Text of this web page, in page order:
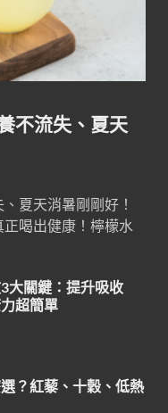
不流失、夏天
夏天消暑剛剛好！
喝出健康！檸檬水
大關鍵：提升吸收
超簡單
？紅藜、十穀、低熱